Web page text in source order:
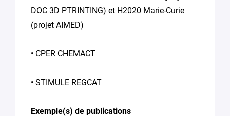
DOC 3D PTRINTING) et H2020 Marie-Curie
(projet AIMED)
• CPER CHEMACT
• STIMULE REGCAT
Exemple(s) de publications